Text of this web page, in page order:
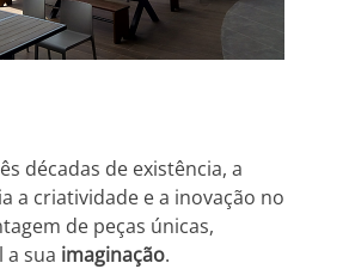
décadas de existência, a
a criatividade e a inovação no
de peças únicas,
sua imaginação.